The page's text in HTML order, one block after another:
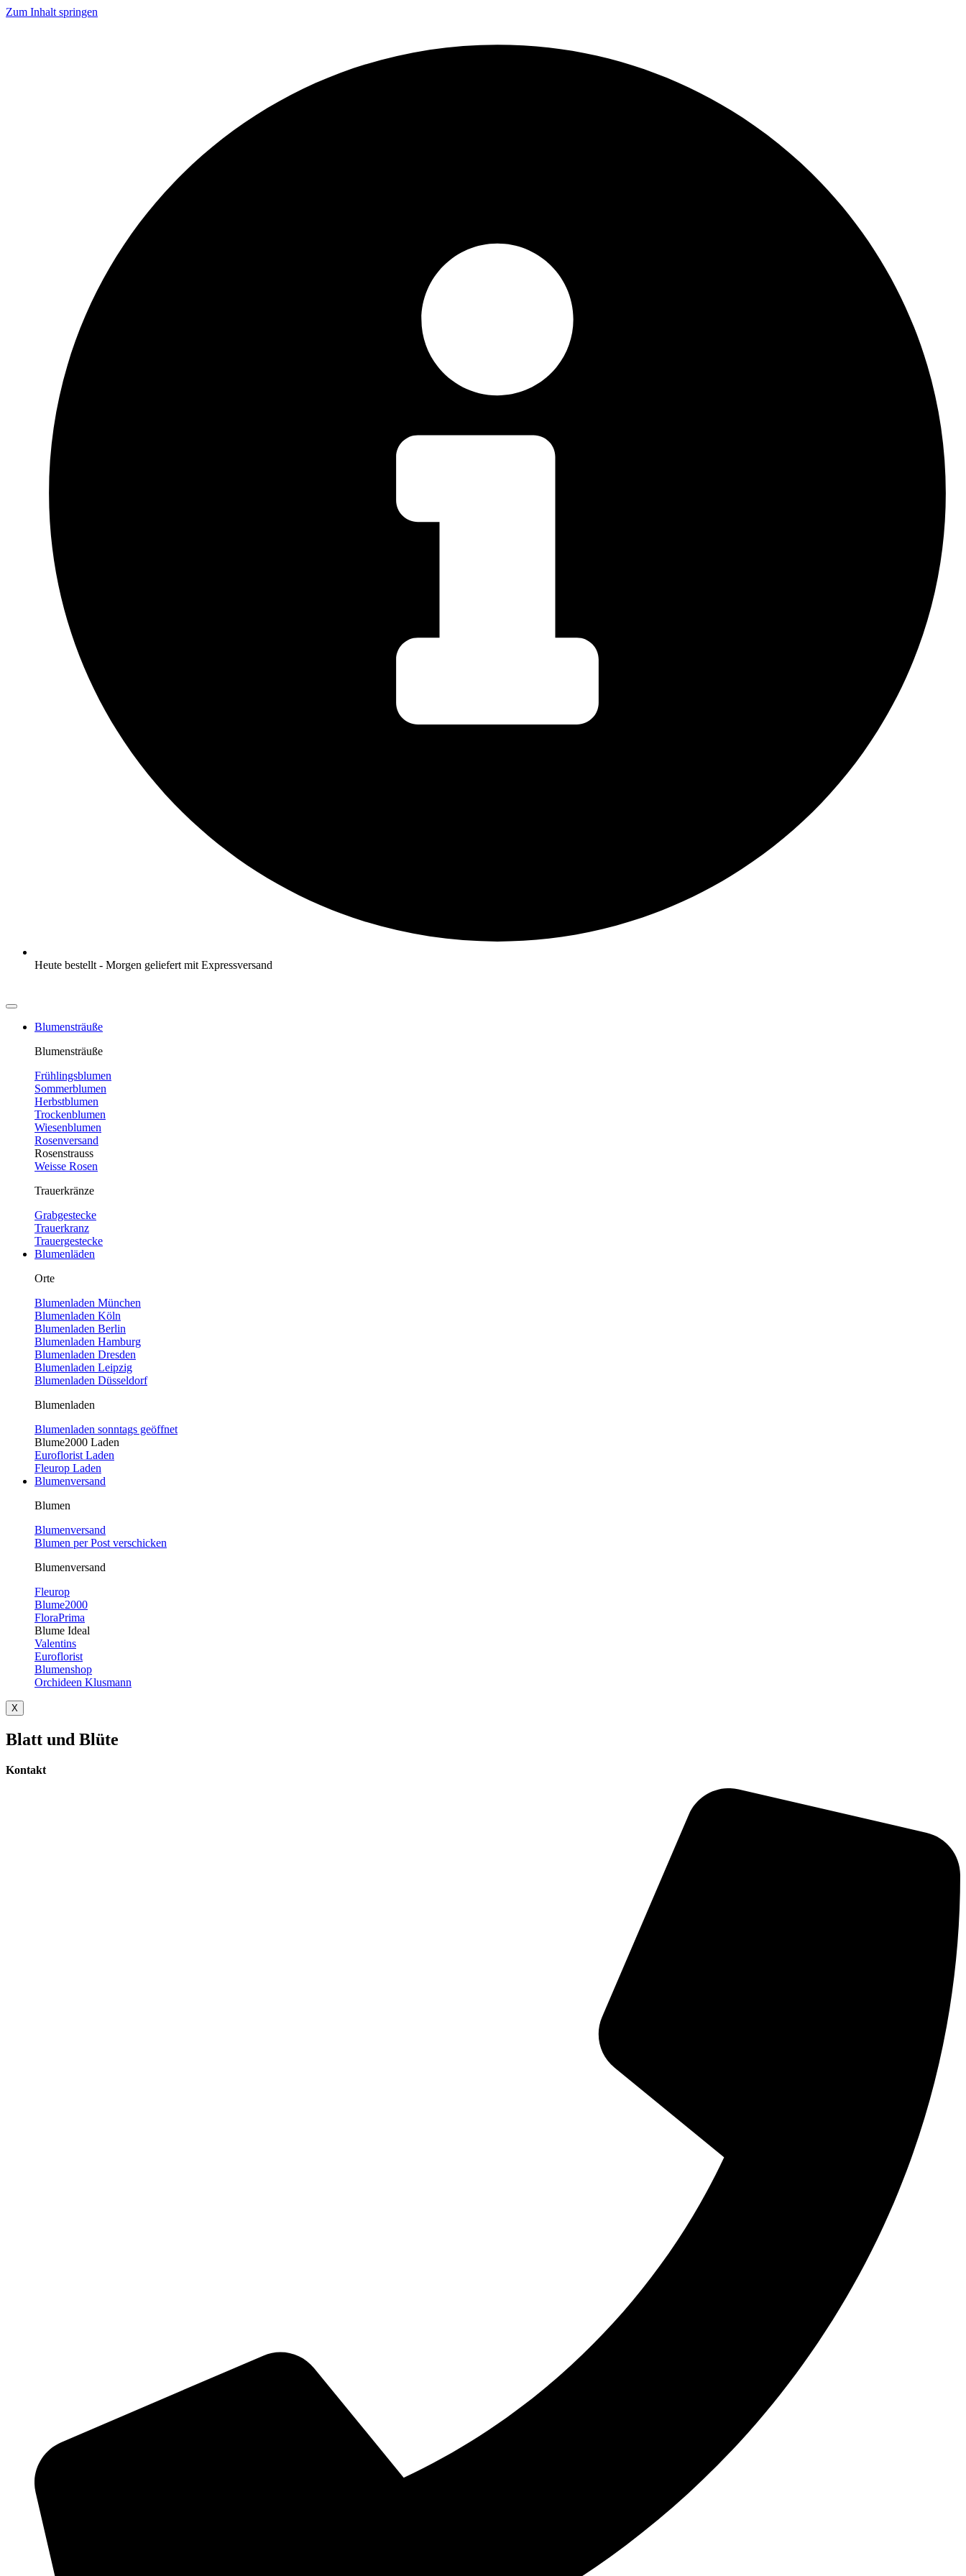
Zum Inhalt springen
Heute bestellt - Morgen geliefert mit Expressversand
Blumensträuße
Blumensträuße
Frühlingsblumen
Sommerblumen
Herbstblumen
Trockenblumen
Wiesenblumen
Rosenversand
Rosenstrauss
Weisse Rosen
Trauerkränze
Grabgestecke
Trauerkranz
Trauergestecke
Blumenläden
Orte
Blumenladen München
Blumenladen Köln
Blumenladen Berlin
Blumenladen Hamburg
Blumenladen Dresden
Blumenladen Leipzig
Blumenladen Düsseldorf
Blumenladen
Blumenladen sonntags geöffnet
Blume2000 Laden
Euroflorist Laden
Fleurop Laden
Blumenversand
Blumen
Blumenversand
Blumen per Post verschicken
Blumenversand
Fleurop
Blume2000
FloraPrima
Blume Ideal
Valentins
Euroflorist
Blumenshop
Orchideen Klusmann
X
Blatt und Blüte
Kontakt